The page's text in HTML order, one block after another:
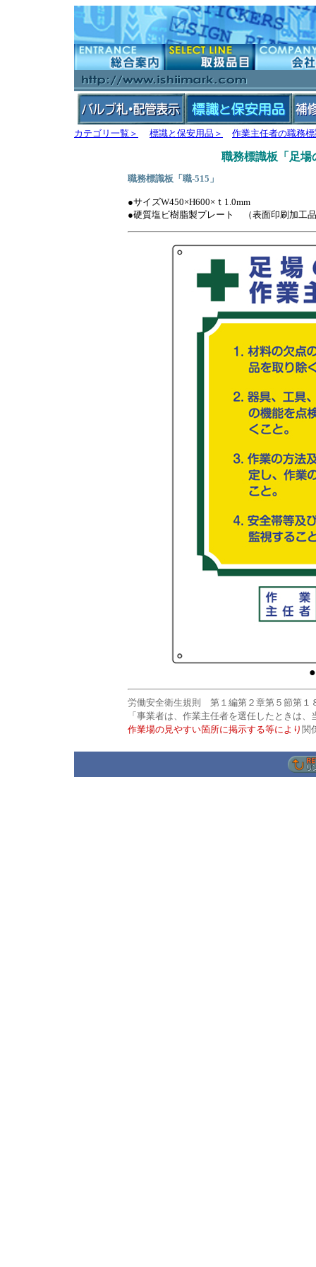
カテゴリ一覧＞ 標識と保安用品＞ 作業主任者の職務
職務標識板「足場
職務標識板「職-515」
●サイズW450×H600×ｔ1.0mm
●硬質塩ビ樹脂製プレート （表面印刷加工
労働安全衛生規則 第１編第２章第５節第１
「事業者は、作業主任者を選任したときは
作業場の見やすい箇所に掲示する等により 関